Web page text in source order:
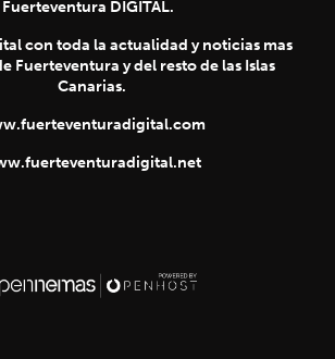
Fuerteventura DIGITAL.
con toda la actualidad y noticias mas
Fuerteventura y del resto de las Islas
Canarias.